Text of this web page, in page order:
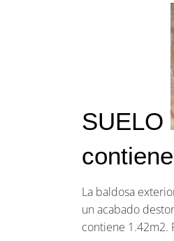
SUELO
La baldosa
un acabado
contiene 1.42m2.